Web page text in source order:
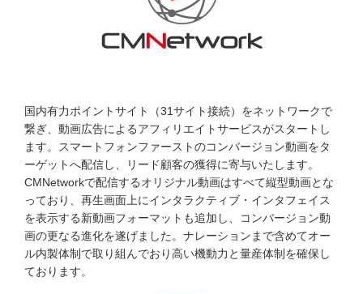
国内有力ポイントサイト（31サイト接続）をネットワークで
繋ぎ、動画広告によるアフィリエイトサービスがスタートし
ます。スマートフォンファーストのコンバージョン動画をタ
ーゲットへ配信し、リード顧客の獲得に寄与いたします。
CMNetworkで配信するオリジナル動画はすべて縦型動画とな
っており、再生画面上にインタラクティブ・インタフェイス
を表示する新動画フォーマットも追加し、コンバージョン動
画の更なる進化を遂げました。ナレーションまで含めてオー
ル内製体制で取り組んでおり高い機動力と量産体制を確保し
ております。